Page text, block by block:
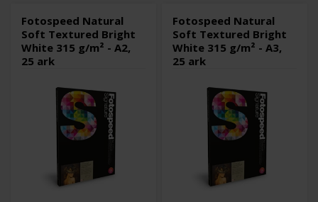
Fotospeed Natural
Soft Textured Bright
White 315 g/m² - A2,
25 ark
Fotospeed Natural
Soft Textured Bright
White 315 g/m² - A3,
25 ark